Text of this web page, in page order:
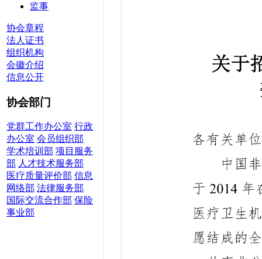
监事
协会章程
法人证书
组织机构
会徽介绍
信息公开
协会部门
党群工作办公室 行政
办公室 会员组织部
学术培训部 项目服务
部 人才技术服务部
医疗质量评价部 信息
网络部 法律服务部
国际交流合作部 保险
事业部